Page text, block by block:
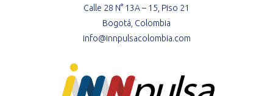
Calle 28 N° 13A – 15, Piso 21
Bogotá, Colombia
info@innpulsacolombia.com